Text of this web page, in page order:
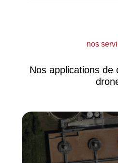
nos
Nos applications de